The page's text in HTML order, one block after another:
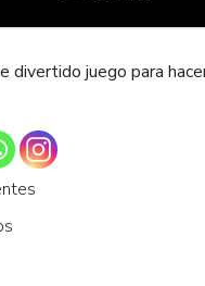
divertido juego para